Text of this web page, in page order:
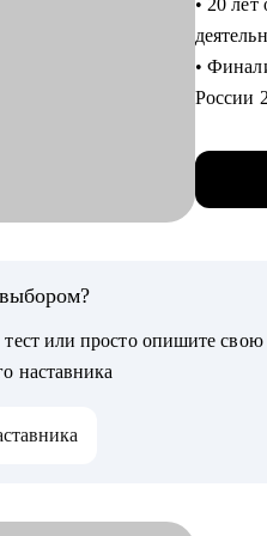
•
Кому
или
• 20
•
России
• Опыт
сессии.
•
тест или просто опишите
наставника